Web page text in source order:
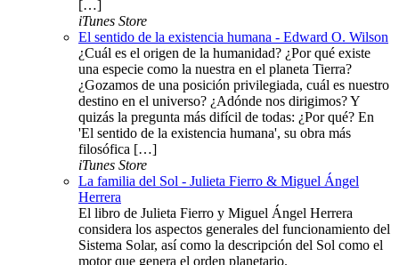
[…]
iTunes Store
El sentido de la existencia humana - Edward O. Wilson
¿Cuál es el origen de la humanidad? ¿Por qué existe
una especie como la nuestra en el planeta Tierra?
¿Gozamos de una posición privilegiada, cuál es nuestro
destino en el universo? ¿Adónde nos dirigimos? Y
quizás la pregunta más difícil de todas: ¿Por qué? En
'El sentido de la existencia humana', su obra más
filosófica […]
iTunes Store
La familia del Sol - Julieta Fierro & Miguel Ángel
Herrera
El libro de Julieta Fierro y Miguel Ángel Herrera
considera los aspectos generales del funcionamiento del
Sistema Solar, así como la descripción del Sol como el
motor que genera el orden planetario.